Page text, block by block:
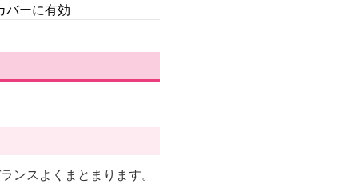
バーに有効
ンスよくまとまります。